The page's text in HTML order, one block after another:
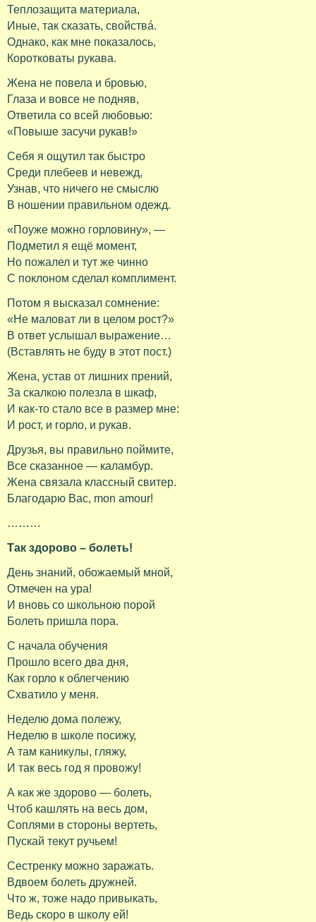
Теплозащита материала,
Иные, так сказать, свойствá.
Однако, как мне показалось,
Коротковаты рукава.
Жена не повела и бровью,
Глаза и вовсе не подняв,
Ответила со всей любовью:
«Повыше засучи рукав!»
Себя я ощутил так быстро
Среди плебеев и невежд,
Узнав, что ничего не смыслю
В ношении правильном одежд.
«Поуже можно горловину», —
Подметил я ещё момент,
Но пожалел и тут же чинно
С поклоном сделал комплимент.
Потом я высказал сомнение:
«Не маловат ли в целом рост?»
В ответ услышал выражение…
(Вставлять не буду в этот пост.)
Жена, устав от лишних прений,
За скалкою полезла в шкаф,
И как-то стало все в размер мне:
И рост, и горло, и рукав.
Друзья, вы правильно поймите,
Все сказанное — каламбур.
Жена связала классный свитер.
Благодарю Вас, mon amour!
………
Так здорово – болеть!
День знаний, обожаемый мной,
Отмечен на ура!
И вновь со школьною порой
Болеть пришла пора.
С начала обучения
Прошло всего два дня,
Как горло к облегчению
Схватило у меня.
Неделю дома полежу,
Неделю в школе посижу,
А там каникулы, гляжу,
И так весь год я провожу!
А как же здорово — болеть,
Чтоб кашлять на весь дом,
Соплями в стороны вертеть,
Пускай текут ручьем!
Сестренку можно заражать.
Вдвоем болеть дружней.
Что ж, тоже надо привыкать,
Ведь скоро в школу ей!